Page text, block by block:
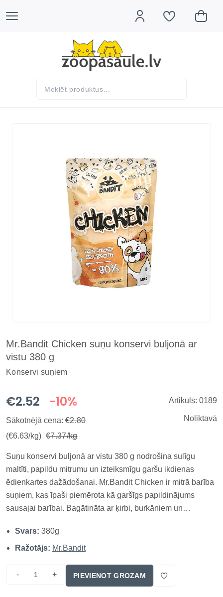
Mr.Bandit Chicken suņu konservi buljonā ar
vistu 380 g
Konservi suņiem
€2.52 -10%
Sākotnējā cena: €2.80
(€6.63/kg) €7.37/kg
Artikuls: 0189
Noliktavā
Suņu konservi buljonā ar vistu 380 g nodrošina sulīgu
maltīti, papildu mitrumu un izteiksmīgu garšu ikdienas
ēdienkartes dažādošanai. Mr.Bandit Chicken ir mitrā barība
suņiem, kas īpaši piemērota kā garšīgs papildinājums
sausajai barībai. Bagātināta ar ķirbi, burkāniem un
veselību, vienlaikus nodrošinot gardu maltīti, ko patiešām
novērtēs jebkurš...
Svars: 380g
Ražotājs: Mr.Bandit
- + PIEVIENOT GROZAM